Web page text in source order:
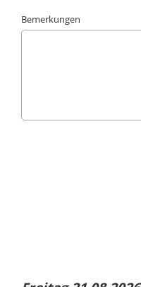
Bemerkungen